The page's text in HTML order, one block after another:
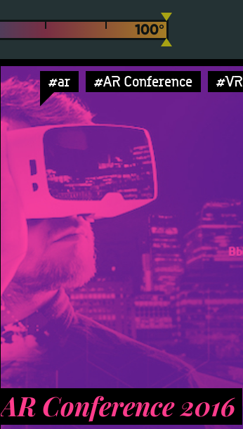
#ar #AR Conference #VR
AR Conference 2016